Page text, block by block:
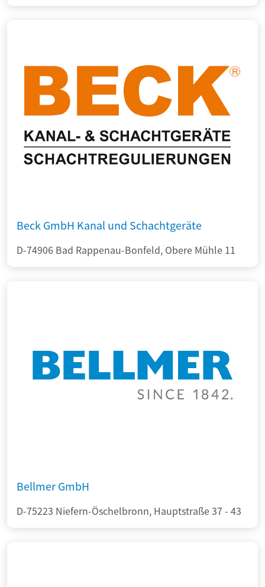
Beck GmbH Kanal und Schachtgeräte
D-74906 Bad Rappenau-Bonfeld, Obere Mühle 11
Bellmer GmbH
D-75223 Niefern-Öschelbronn, Hauptstraße 37 - 43